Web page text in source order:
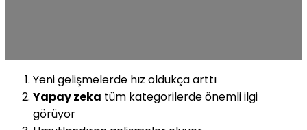
Yeni gelişmelerde hız oldukça arttı
Yapay zeka tüm kategorilerde önemli ilgi
görüyor